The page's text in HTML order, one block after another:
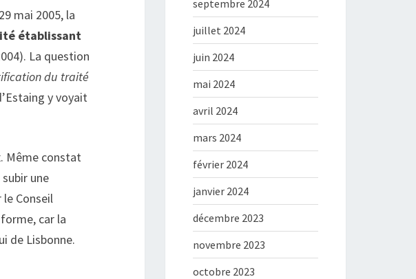
mai 2005, la
établissant
La question
du traité
y voyait
. Même constat
une
le Conseil
car la
de Lisbonne.
septembre 2024
juillet 2024
juin 2024
mai 2024
avril 2024
mars 2024
février 2024
janvier 2024
décembre 2023
novembre 2023
octobre 2023